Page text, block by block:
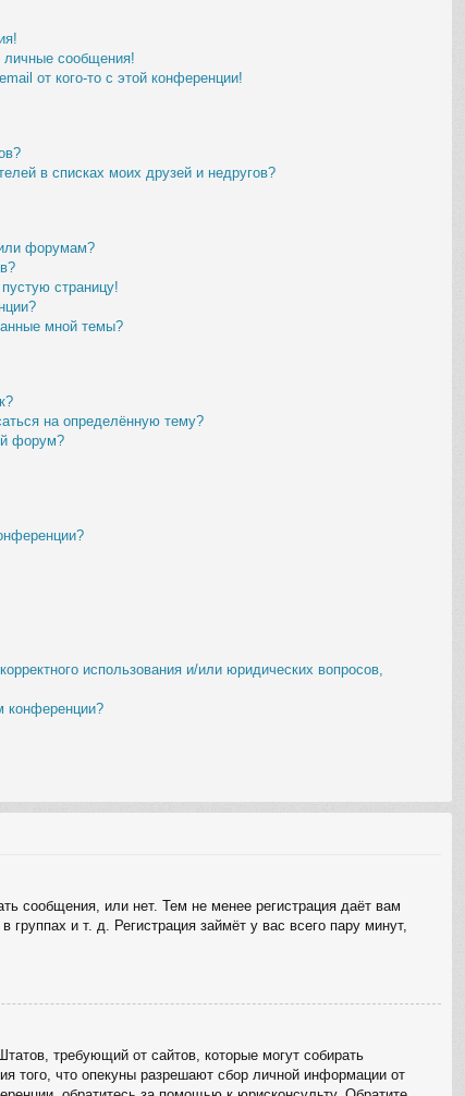
личные сообщения!
от кого-то с этой конференции!
в списках моих друзей и недругов?
форумам?
страницу!
мной темы?
на определённую тему?
форум?
использования и/или юридических вопросов,
конференции?
сообщения, или нет. Тем не менее регистрация даёт вам
и т. д. Регистрация займёт у вас всего пару минут,
требующий от сайтов, которые могут собирать
того, что опекуны разрешают сбор личной информации от